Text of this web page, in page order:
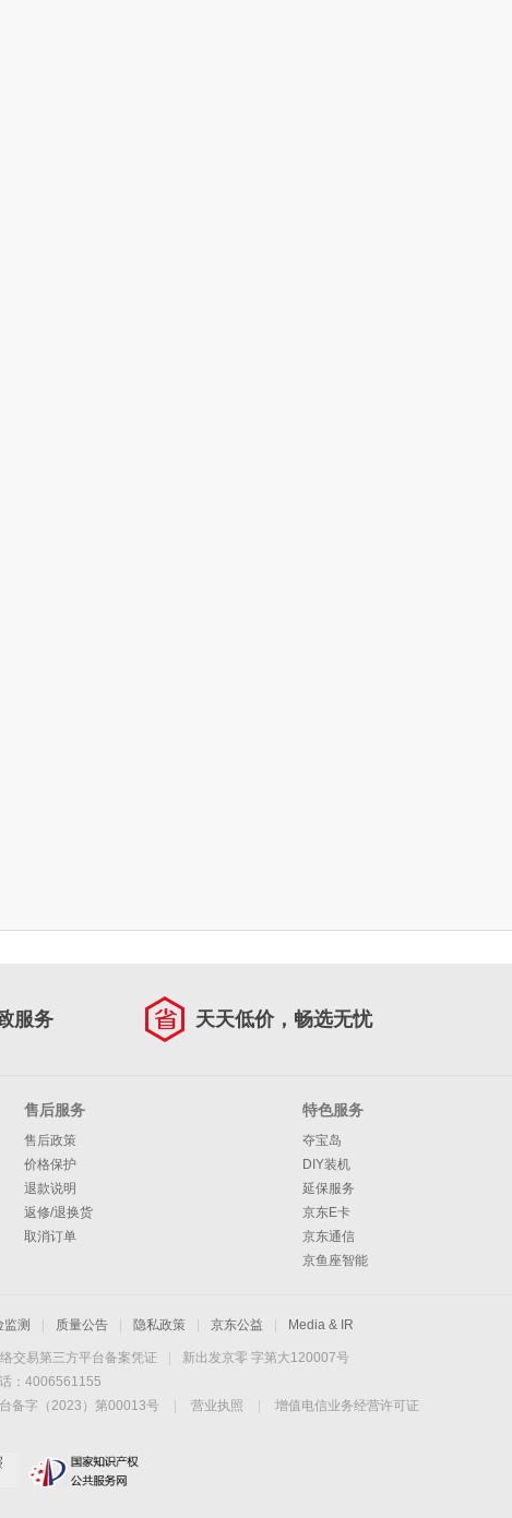
服务 天天低价，畅选无忧
售后服务
售后政策
价格保护
退款说明
返修/退换货
取消订单
特色服务
夺宝岛
DIY装机
延保服务
京东E卡
京东通信
京鱼座智能
监测 质量公告 隐私政策 京东公益 Media & IR
交易第三方平台备案凭证
新出发京零 字第大120007号
：4006561155
备字（2023）第00013号 营业执照
增值电信业务经营许可证